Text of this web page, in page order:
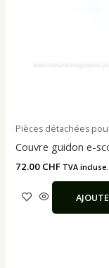
Pièces détachées
Couvre guidon e-
72.00 CHF TVA incluse.